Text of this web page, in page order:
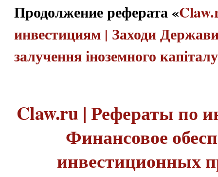
Продолжение реферата «
инвестициям | Заходи
залучення іноземного
Claw.ru | Рефераты по
Финансовое
инвестиционных